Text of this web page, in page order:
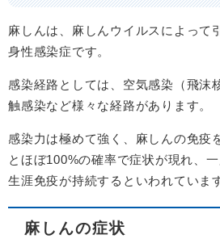
麻しんは、麻しんウイルスによって
身性感染症です。
感染経路としては、空気感染（飛沫
触感染など様々な経路があります。
感染力は極めて強く、麻しんの免疫
とほぼ100%の確率で症状が現れ、
生涯免疫が持続するといわれていま
麻しんの症状